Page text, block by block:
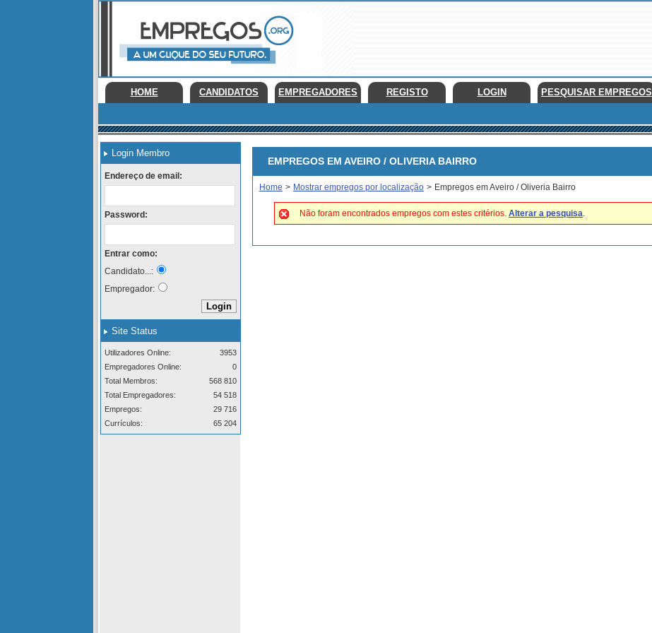
HOME CANDIDATOS EMPREGADORES REGISTO LOGIN PESQUISAR EMPREGOS
Login Membro
Endereço de email:
Password:
Entrar como:
Candidato...:
Empregador:
Site Status
Utilizadores Online:
3953
Empregadores Online:
0
Total Membros:
568 810
Total Empregadores:
54 518
Empregos:
29 716
Currículos:
65 204
EMPREGOS EM AVEIRO / OLIVERIA BAIRRO
Home > Mostrar empregos por localização > Empregos em Aveiro / Oliveria Bairro
Não foram encontrados empregos com estes critérios. Alterar a pesquisa.